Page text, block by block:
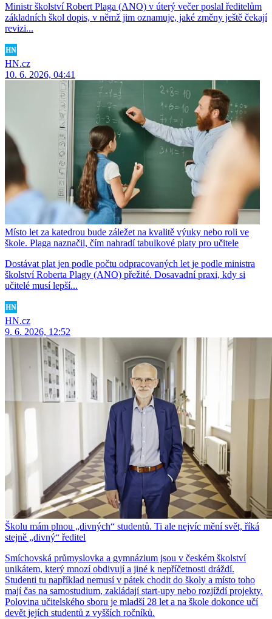
Ministr školství Robert Plaga (ANO) v úterý večer poslal ředitelům
základních škol dopis, v němž jim oznamuje, jaké změny ještě čekají
revizi...
HN.cz
10. 6. 2026, 04:41
Místo let za katedrou bude záležet na kvalitě výuky nebo roli ve
škole. Plaga naznačil, čím nahradí tabulkové platy pro učitele
Dostávat plat jen podle počtu odpracovaných let je podle ministra
školství Roberta Plagy (ANO) přežité. Dosavadní praxi, kdy si
učitelé musí lepší...
HN.cz
9. 6. 2026, 12:52
Školu mám plnou „divných“ studentů. Ti ale nejvíc mění svět, říká
stejně „divný“ ředitel
Smíchovská průmyslovka a gymnázium jsou v českém školství
unikátem, který mnozí obdivují a jiné k nepříčetnosti dráždí.
Studenti tu například nemusí v pátek chodit do školy a místo toho
mají čas na samostudium, zakládají start-upy nebo rozjíždí projekty.
Polovina učitelského sboru je mladší 28 let a na škole dokonce učí
devět jejích studentů z vyšších ročníků.